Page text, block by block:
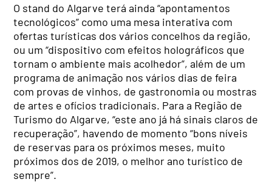
O stand do Algarve terá ainda “apontamentos
tecnológicos” como uma mesa interativa com
ofertas turísticas dos vários concelhos da região,
ou um “dispositivo com efeitos holográficos que
tornam o ambiente mais acolhedor”, além de um
programa de animação nos vários dias de feira
com provas de vinhos, de gastronomia ou mostras
de artes e ofícios tradicionais. Para a Região de
Turismo do Algarve, “este ano já há sinais claros de
recuperação”, havendo de momento “bons níveis
de reservas para os próximos meses, muito
próximos dos de 2019, o melhor ano turístico de
sempre”.